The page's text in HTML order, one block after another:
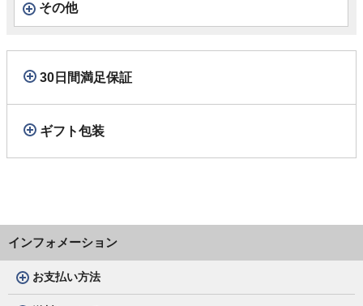
その他
30日間満足保証
ギフト包装
インフォメーション
お支払い方法